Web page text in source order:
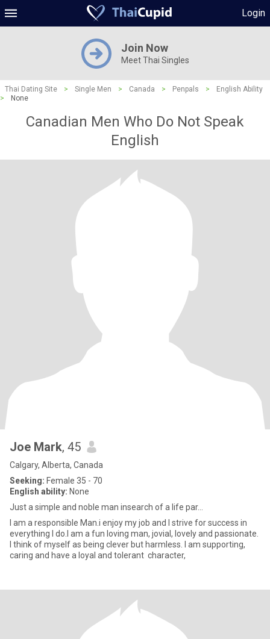
Login
Join Now
Meet Thai Singles
Thai Dating Site > Single Men > Canada > Penpals >
English Ability
>
None
Canadian Men Who Do Not Speak
English
Joe Mark, 45
Calgary, Alberta, Canada
Seeking: Female 35 - 70
English ability: None
Just a simple and noble man insearch of a life par...
I am a responsible Man.i enjoy my job and I strive for success in
everything I do.I am a fun loving man, jovial, lovely and passionate.
I think of myself as being clever but harmless. I am supporting,
caring and have a loyal and tolerant character,